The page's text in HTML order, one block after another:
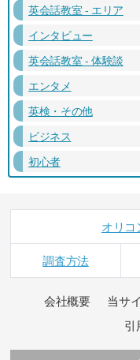
英会話教室 - エリア
インタビュー
英会話教室 - 体験談
エンタメ
英検・その他
ビジネス
初心者
オリコ
調査方法
会社概要 当サ
引